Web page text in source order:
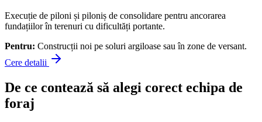
Execuție de piloni și piloniș de consolidare pentru ancorarea
fundațiilor în terenuri cu dificultăți portante.
Pentru: Construcții noi pe soluri argiloase sau în zone de versant.
Cere detalii
De ce contează să alegi corect echipa de
foraj